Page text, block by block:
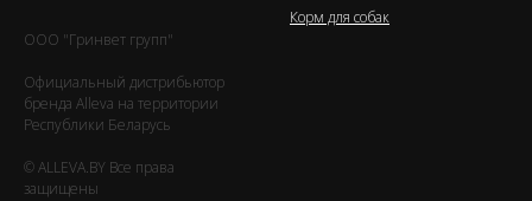
ООО "Гринвет групп"
Официальный дистрибьютор
бренда Alleva на территории
Республики Беларусь
© ALLEVA.BY Все права
защищены
Корм для собак